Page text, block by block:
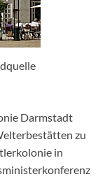
Darmstadt
zu
in